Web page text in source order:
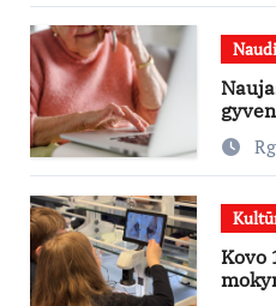
Kovo